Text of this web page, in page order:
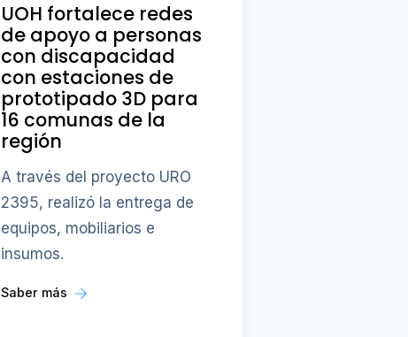
UOH fortalece redes
de apoyo a personas
con discapacidad
con estaciones de
prototipado 3D para
16 comunas de la
región
A través del proyecto URO
2395, realizó la entrega de
equipos, mobiliarios e
insumos.
Saber más